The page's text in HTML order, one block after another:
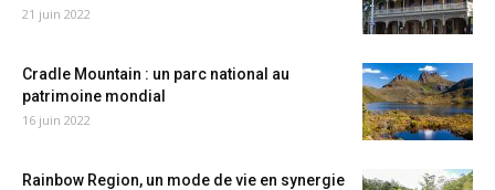
21 juin 2022
Cradle Mountain : un parc national au
patrimoine mondial
16 juin 2022
Rainbow Region, un mode de vie en synergie